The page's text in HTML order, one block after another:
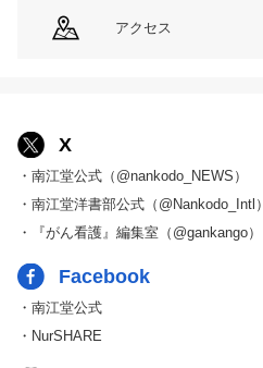
アクセス
X
・南江堂公式（@nankodo_NEWS）
・南江堂洋書部公式（@Nankodo_Intl）
・『がん看護』編集室（@gankango）
Facebook
・南江堂公式
・NurSHARE